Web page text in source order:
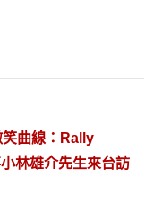
笑曲線：Rally
林雄介先生來台訪